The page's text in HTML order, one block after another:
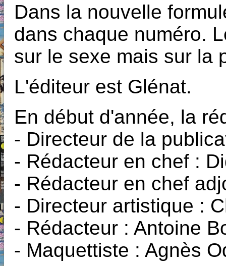
Dans la nouvelle
dans chaque numéro.
sur le sexe mais sur la
L'éditeur est Glénat.
En début d'année, la
- Directeur de la
- Rédacteur en chef :
- Rédacteur en chef
- Directeur artistique :
- Rédacteur : Antoine
- Maquettiste : Agnès